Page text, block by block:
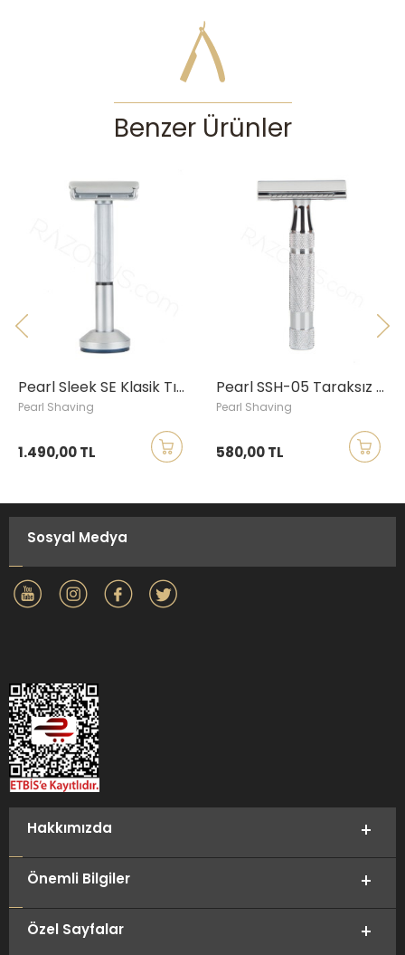
Benzer Ürünler
Pearl Sleek SE Klasik Tıraş Aleti, Standlı
Pearl Shaving
1.490,00 TL
Pearl SSH-05 Taraksız Klasik Tıraş Aleti, Krom
Pearl Shaving
580,00 TL
Sosyal Medya
Hakkımızda
Önemli Bilgiler
Özel Sayfalar